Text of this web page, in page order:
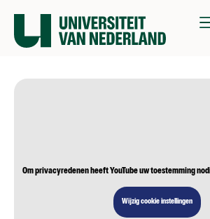
Om privacyredenen heeft YouTube uw toestemming
Wijzig cookie instellingen